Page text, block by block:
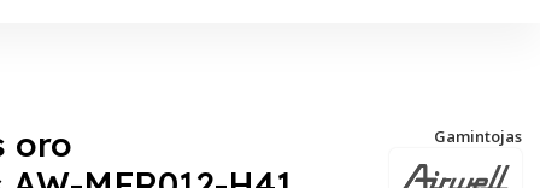
oro
Gamintojas